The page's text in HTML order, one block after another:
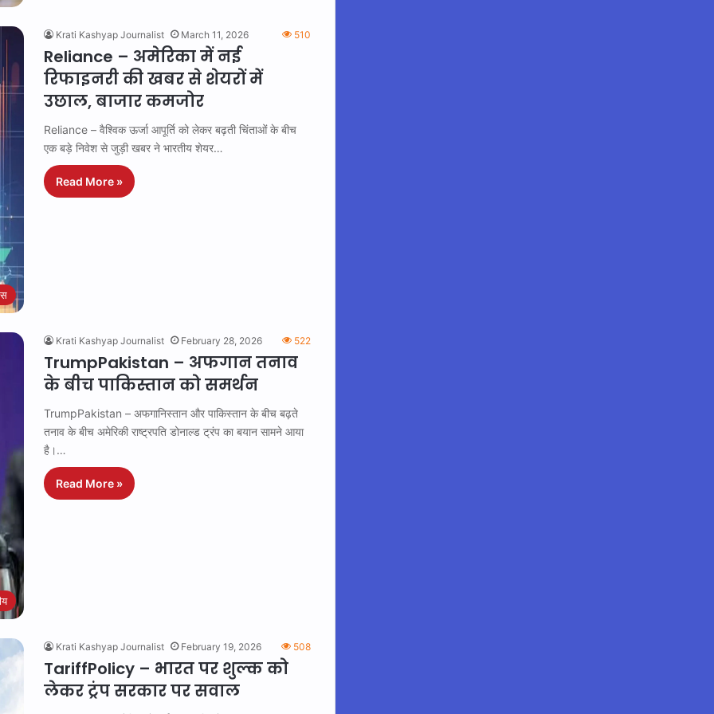
Krati Kashyap Journalist March 11, 2026 510
Reliance – अमेरिका में नई
रिफाइनरी की खबर से शेयरों में
उछाल, बाजार कमजोर
Reliance – वैश्विक ऊर्जा आपूर्ति को लेकर बढ़ती चिंताओं के बीच
एक बड़े निवेश से जुड़ी खबर ने भारतीय शेयर…
Read More »
Krati Kashyap Journalist February 28, 2026 522
TrumpPakistan – अफगान तनाव
के बीच पाकिस्तान को समर्थन
TrumpPakistan – अफगानिस्तान और पाकिस्तान के बीच बढ़ते
तनाव के बीच अमेरिकी राष्ट्रपति डोनाल्ड ट्रंप का बयान सामने आया
है।…
Read More »
Krati Kashyap Journalist February 19, 2026 508
TariffPolicy – भारत पर शुल्क को
लेकर ट्रंप सरकार पर सवाल